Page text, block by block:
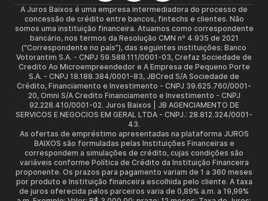
A Juros Baixos é uma empresa intermediadora do processo de
concessão de crédito entre bancos, fintechs e clientes. Não
somos uma instituição financeira. Atuamos como correspondente
bancário, nos termos da Resolução CMN nº 4.935 de 2021
(“Correspondente no país”), das seguintes instituições: Banco
Votorantim S.A. - CNPJ 59.588.111/0001-03, Crefaz Sociedade de
Credito Ao Microempreendedor e A Empresa de Pequeno Porte
S.A. - CNPJ 18.188.384/0001-83, JBCred S/A Sociedade de
Crédito, Financiamento e Investimento - CNPJ 39.625.760/0001-
20, Omni S/A Credito Financiamento e Investimento - CNPJ
92.228.410/0001-02. Juros Baixos | JB AGENCIAMENTO DE
SERVICOS E NEGOCIOS EM GERAL LTDA - CNPJ.: 28.812.324/0001-
43.
As ofertas de empréstimo apresentadas na plataforma JUROS
BAIXOS são formuladas pelas Instituições Financeiras e
correspondem a simulações de crédito, cujas condições são
variáveis conforme Política de Crédito da Instituição Financeira
proponente. Os prazos para pagamento variam de 1 a 360 meses
por produto e Instituição financeira escolhida pelo cliente. A taxa
de juros oferecida pelos parceiros varia de 0,89% a.m. a 19,99%